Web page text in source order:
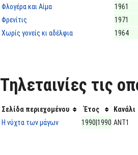
Φλογέρα και Αίμα
1961
Φρενίτις
1971
Χωρίς γονείς κι αδέλφια
1964
Τηλεταινίες τις
Σελίδα περιεχομένου Έτος
Κανάλι
Η νύχτα των μάγων
1990|1990 ΑΝΤ1